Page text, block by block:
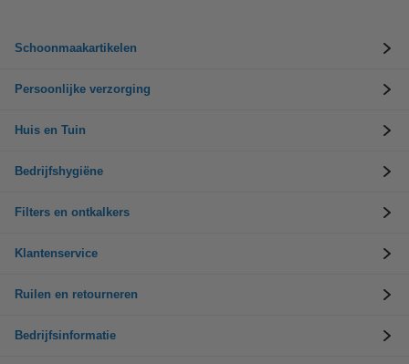
Schoonmaakartikelen
Persoonlijke verzorging
Huis en Tuin
Bedrijfshygiëne
Filters en ontkalkers
Klantenservice
Ruilen en retourneren
Bedrijfsinformatie